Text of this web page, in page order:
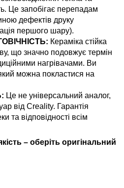
Це запобігає перепадам
дефектів друку
першого шару).
Кераміка стійка
що значно подовжує термін
нагрівачами. Ви
можна покластися на
Це не універсальний аналог,
від Creality. Гарантія
та відповідності всім
– оберіть оригінальний